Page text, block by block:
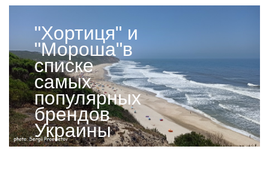
"Хортиця" и
"Мороша"в
списке
самых
популярных
брендов
Украины